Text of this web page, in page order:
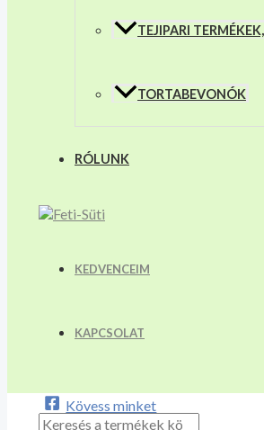
TEJIPARI
TORTABEVONÓK
RÓLUNK
KEDVENCEIM
KAPCSOLAT
Kövess minket